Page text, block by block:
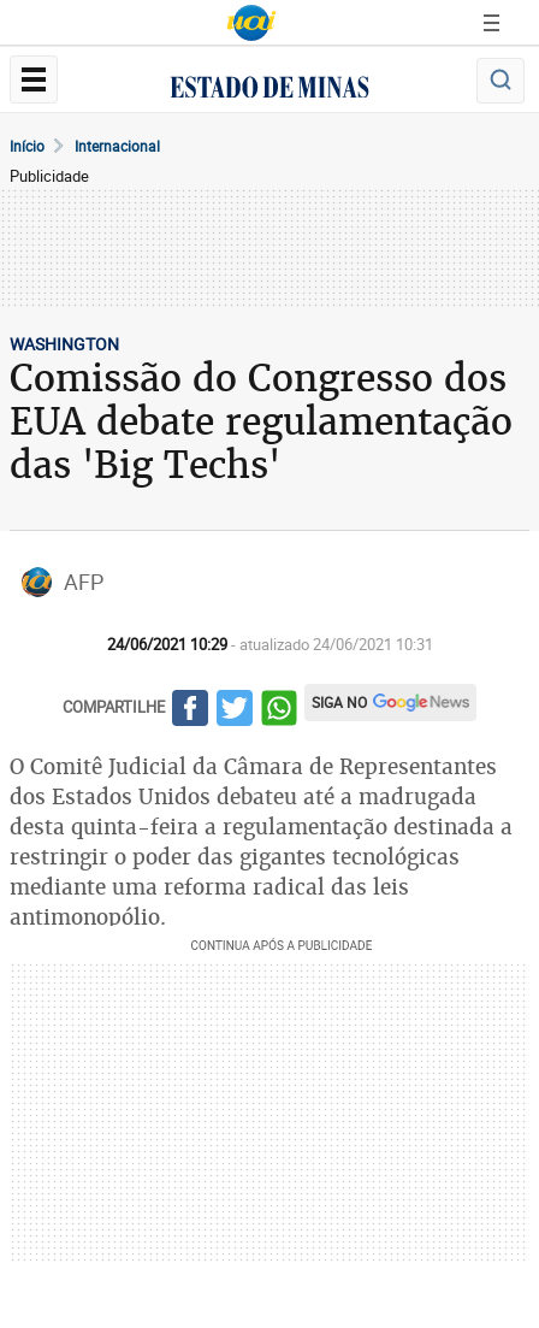
Início Internacional
Publicidade
WASHINGTON
Comissão do Congresso dos
EUA debate regulamentação
das 'Big Techs'
AFP
24/06/2021 10:29- atualizado 24/06/2021 10:31
COMPARTILHE SIGA NO
O Comitê Judicial da Câmara de Representantes
dos Estados Unidos debateu até a madrugada
desta quinta-feira a regulamentação destinada a
restringir o poder das gigantes tecnológicas
mediante uma reforma radical das leis
antimonopólio.